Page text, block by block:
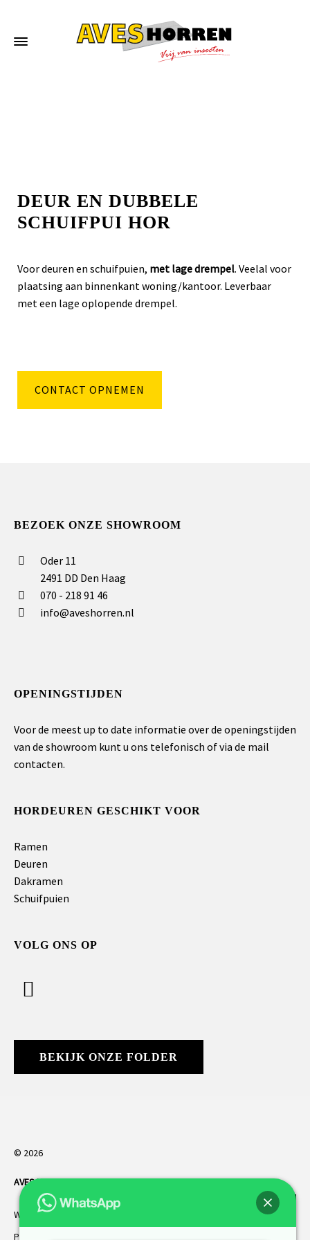
DEUR EN DUBBELE
SCHUIFPUI HOR
Voor deuren en schuifpuien, met lage drempel. Veelal voor
plaatsing aan binnenkant woning/kantoor. Leverbaar
met een lage oplopende drempel.
CONTACT OPNEMEN
BEZOEK ONZE SHOWROOM
Oder 11
2491 DD Den Haag
070 - 218 91 46
info@aveshorren.nl
OPENINGSTIJDEN
Voor de meest up to date informatie over de openingstijden
van de showroom kunt u ons telefonisch of via de mail
contacten.
HORDEUREN GESCHIKT VOOR
Ramen
Deuren
Dakramen
Schuifpuien
VOLG ONS OP
BEKIJK ONZE FOLDER
© 2026
AVES HORREN. Alle rechten voorbehouden.
Webdesign Vanoo Media
Privacybeleid